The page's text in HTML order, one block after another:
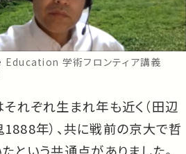
学術フロンティア講義
れぞれ生まれ年も近く（田辺
年）、共に戦前の京大で哲